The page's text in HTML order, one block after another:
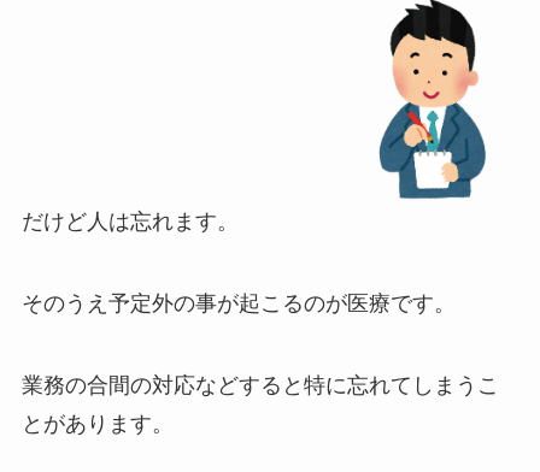
だけど人は忘れます。
そのうえ予定外の事が起こるのが医療です。
業務の合間の対応などすると特に忘れてしまうこ
とがあります。